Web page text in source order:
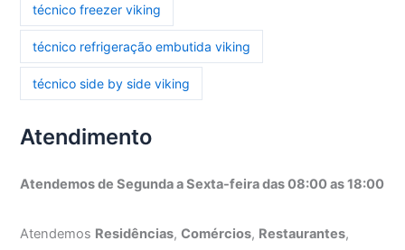
técnico freezer viking
técnico refrigeração embutida viking
técnico side by side viking
Atendimento
Atendemos de Segunda a Sexta-feira das 08:00 as 18:00
Atendemos Residências,Comércios, Restaurantes,